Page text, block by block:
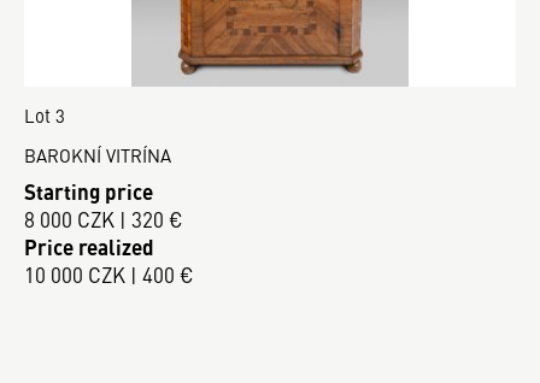
Lot 3
BAROKNÍ VITRÍNA
Starting price
8 000 CZK | 320 €
Price realized
10 000 CZK | 400 €